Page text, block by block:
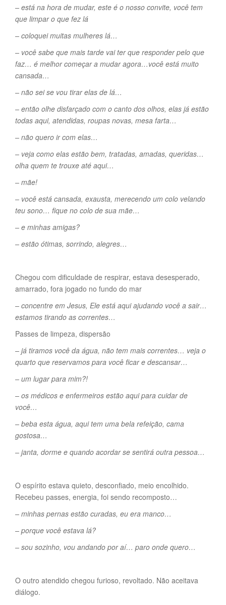
– está na hora de mudar, este é o nosso convite, você tem
que limpar o que fez lá
– coloquei muitas mulheres lá…
– você sabe que mais tarde vai ter que responder pelo que
faz… é melhor começar a mudar agora…você está muito
cansada…
– não sei se vou tirar elas de lá…
– então olhe disfarçado com o canto dos olhos, elas já estão
todas aqui, atendidas, roupas novas, mesa farta…
– não quero ir com elas…
– veja como elas estão bem, tratadas, amadas, queridas…
olha quem te trouxe até aqui…
– mãe!
– você está cansada, exausta, merecendo um colo velando
teu sono… fique no colo de sua mãe…
– e minhas amigas?
– estão ótimas, sorrindo, alegres…
Chegou com dificuldade de respirar, estava desesperado,
amarrado, fora jogado no fundo do mar
– concentre em Jesus, Ele está aqui ajudando você a sair…
estamos tirando as correntes…
Passes de limpeza, dispersão
– já tiramos você da água, não tem mais correntes… veja o
quarto que reservamos para você ficar e descansar…
– um lugar para mim?!
– os médicos e enfermeiros estão aqui para cuidar de
você…
– beba esta água, aqui tem uma bela refeição, cama
gostosa…
– janta, dorme e quando acordar se sentirá outra pessoa…
O espírito estava quieto, desconfiado, meio encolhido.
Recebeu passes, energia, foi sendo recomposto…
– minhas pernas estão curadas, eu era manco…
– porque você estava lá?
– sou sozinho, vou andando por aí… paro onde quero…
O outro atendido chegou furioso, revoltado. Não aceitava
diálogo.